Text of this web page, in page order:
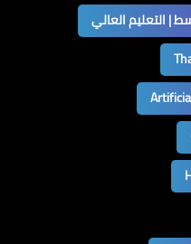
| التعليم العالي